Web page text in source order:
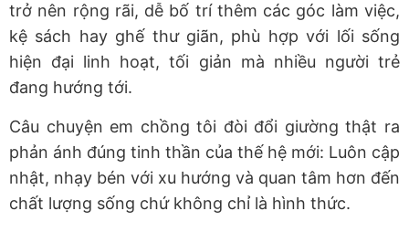
trở nên rộng rãi, dễ bố trí thêm các góc làm việc,
kệ sách hay ghế thư giãn, phù hợp với lối sống
hiện đại linh hoạt, tối giản mà nhiều người trẻ
đang hướng tới.
Câu chuyện em chồng tôi đòi đổi giường thật ra
phản ánh đúng tinh thần của thế hệ mới: Luôn cập
nhật, nhạy bén với xu hướng và quan tâm hơn đến
chất lượng sống chứ không chỉ là hình thức.